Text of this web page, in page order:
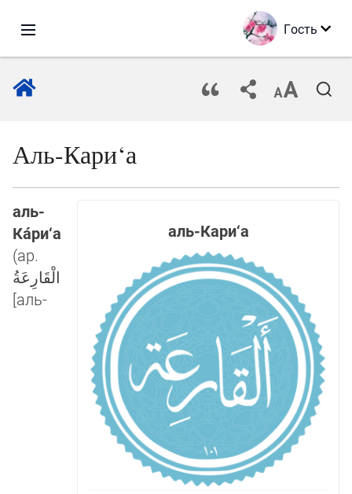
Гость
Аль-Кари‘а
аль-Кари‘а
аль-
Ка́ри‘а
(ар.
الْقَارِعَةُ
[аль-